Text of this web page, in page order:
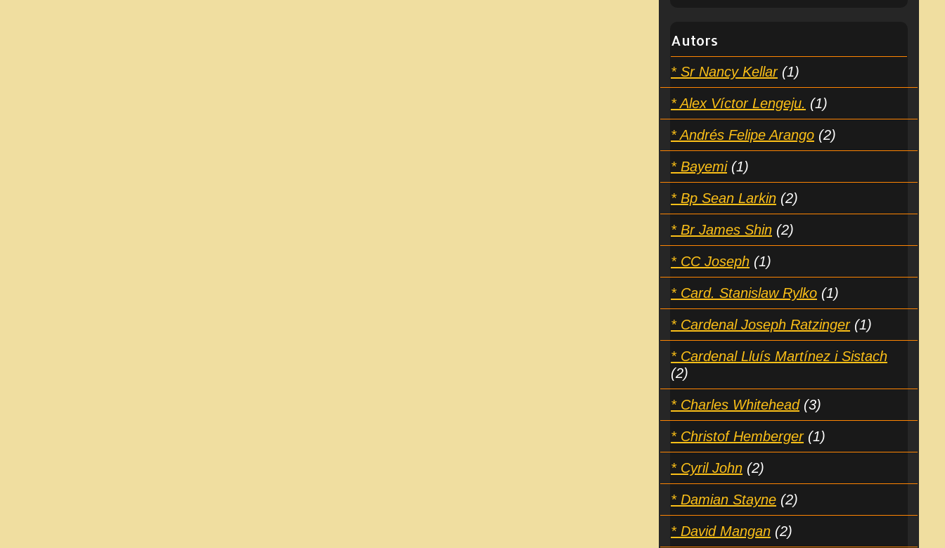
Autors
* Sr Nancy Kellar (1)
* Alex Víctor Lengeju. (1)
* Andrés Felipe Arango (2)
* Bayemi (1)
* Bp Sean Larkin (2)
* Br James Shin (2)
* CC Joseph (1)
* Card. Stanislaw Rylko (1)
* Cardenal Joseph Ratzinger (1)
* Cardenal Lluís Martínez i Sistach
(2)
* Charles Whitehead (3)
* Christof Hemberger (1)
* Cyril John (2)
* Damian Stayne (2)
* David Mangan (2)